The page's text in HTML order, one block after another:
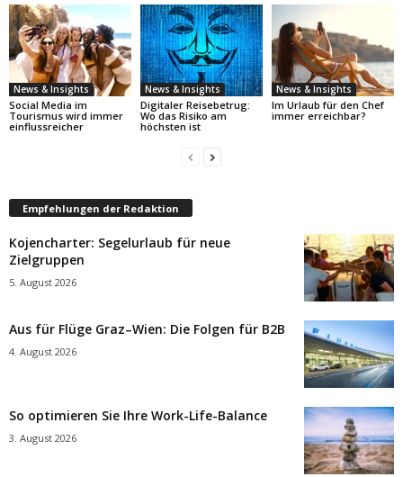
News & Insights
Social Media im
Tourismus wird immer
einflussreicher
News & Insights
Digitaler Reisebetrug:
Wo das Risiko am
höchsten ist
News & Insights
Im Urlaub für den Chef
immer erreichbar?
Empfehlungen der Redaktion
Kojencharter: Segelurlaub für neue
Zielgruppen
5. August 2026
Aus für Flüge Graz–Wien: Die Folgen für B2B
4. August 2026
So optimieren Sie Ihre Work-Life-Balance
3. August 2026